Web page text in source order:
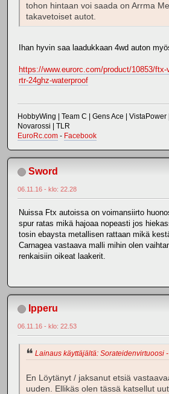
tohon hintaan voi saada on Arrma
takavetoiset autot.
Ihan hyvin saa laadukkaan 4wd auton
https://www.eurorc.com/product/10853/ftx-
rtr-24ghz-waterproof
HobbyWing | Team C | Gens Ace | VistaPower
Novarossi | TLR
EuroRc.com - Facebook
Sword
06.11.16 - klo: 22.28
Nuissa Ftx autoissa on voimansiirto
spur ratas mikä hajoaa nopeasti jos
tosin ebaysta metallisen rattaan mikä
Carnagea vastaava malli mihin olen
renkaisiin oikeat laakerit.
Ipperu
06.11.16 - klo: 22.53
Lainaus käyttäjältä: Sorateidenvirtuoosi
En Löytänyt / jaksanut etsiä
uuden. Ellikäs olen tässä katsellut